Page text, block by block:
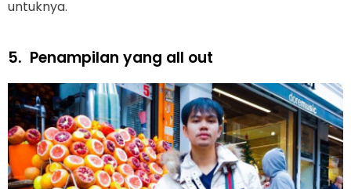
untuknya.
5. Penampilan yang all out